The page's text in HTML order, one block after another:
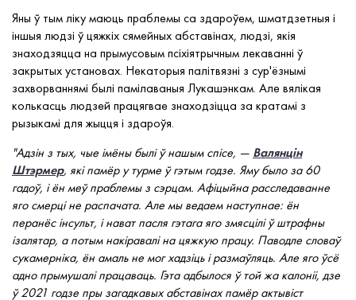
Яны ў тым ліку маюць праблемы са здароўем, шматдзетныя і
іншыя людзі ў цяжкіх сямейных абставінах, людзі, якія
знаходзяцца на прымусовым псіхіятрычным лекаванні ў
закрытых установах. Некаторыя палітвязні з сур'ёзнымі
захворваннямі былі памілаваныя Лукашэнкам. Але вялікая
колькасць людзей працягвае знаходзіцца за кратамі з
рызыкамі для жыцця і здароўя.
"Адзін з тых, чые імёны былі ў нашым спісе, — Валянцін
Штэрмер, які памёр у турме ў гэтым годзе. Яму было за 60
гадоў, і ён меў праблемы з сэрцам. Афіцыйна расследаванне
яго смерці не распачата. Але мы ведаем наступнае: ён
перанёс інсульт, і нават пасля гэтага яго змясцілі ў штрафны
ізалятар, а потым накіравалі на цяжкую працу. Паводле словаў
сукамерніка, ён амаль не мог хадзіць і размаўляць. Але яго ўсё
адно прымушалі працаваць. Гэта адбылося ў той жа калоніі, дзе
ў 2021 годзе пры загадкавых абставінах памёр актывіст